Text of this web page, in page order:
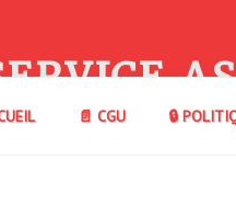
📄 CGU 🔒